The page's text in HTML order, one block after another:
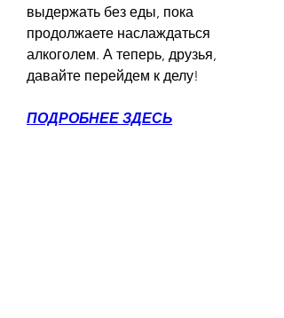
выдержать без еды, пока
продолжаете наслаждаться
алкоголем. А теперь, друзья,
давайте перейдем к делу!
ПОДРОБНЕЕ ЗДЕСЬ